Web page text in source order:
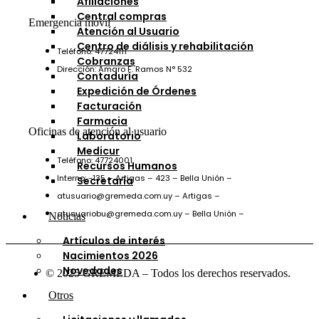
Central compras
Atención al Usuario
Centro de diálisis y rehabilitación
Cobranzas
Contaduría
Expedición de Órdenes
Facturación
Farmacia
Laboratorio
Medicur
Recursos Humanos
Secretaría
Noticias
Artículos de interés
Nacimientos 2026
Novedades
Otros
Emergencia móvil
Teléfono: 47724111
Dirección: Amaro F. Ramos N° 532
Oficinas de atención al usuario
Teléfono: 47724001
Interno: -135 – Artigas – 423 – Bella Unión –
atusuario@gremeda.com.uy – Artigas –
atusuariobu@gremeda.com.uy – Bella Unión –
© 2025 GREMEDA – Todos los derechos reservados.